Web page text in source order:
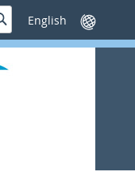
SucheSprache
wechseln